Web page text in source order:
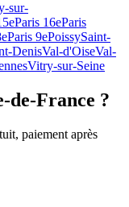
sur-
Paris 16eParis
Paris 9ePoissySaint-
DenisVal-d'OiseVal-
Vitry-sur-Seine
de-France ?
paiement après